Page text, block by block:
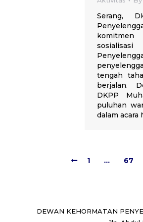
Serang,
tengah
berjalan.
DKPP
puluhan
dalam acara
1 … 67
DEWAN KEHORMATAN